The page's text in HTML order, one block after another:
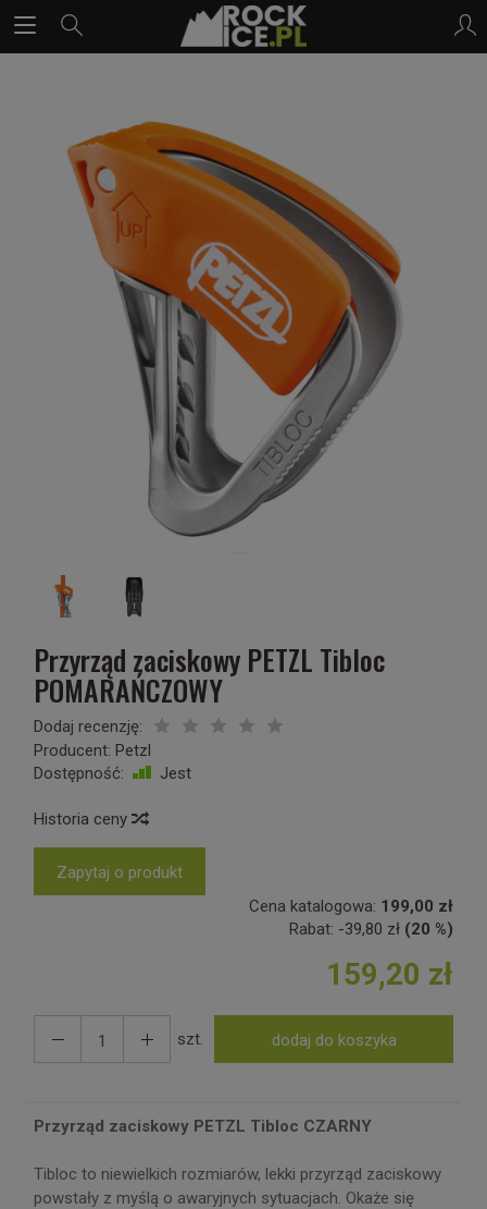
Przyrząd zaciskowy PETZL Tibloc
POMARAŃCZOWY
Dodaj recenzję:
Producent: Petzl
Dostępność:
Jest
Historia ceny
Zapytaj o produkt
Cena katalogowa: 199,00 zł
Rabat: -39,80 zł (20 %)
159,20 zł
szt. dodaj do koszyka
Przyrząd zaciskowy PETZL Tibloc CZARNY
Tibloc to niewielkich rozmiarów, lekki przyrząd zaciskowy
powstały z myślą o awaryjnych sytuacjach. Okaże się